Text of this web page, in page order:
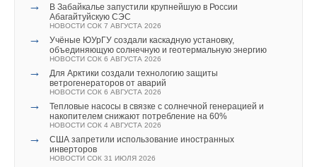
→
В Забайкалье запустили крупнейшую в России
Абагайтуйскую СЭС
НОВОСТИ СОК 7 АВГУСТА 2026
→
Учёные ЮУрГУ создали каскадную установку,
объединяющую солнечную и геотермальную энергию
НОВОСТИ СОК 6 АВГУСТА 2026
→
Для Арктики создали технологию защиты
ветрогенераторов от аварий
НОВОСТИ СОК 6 АВГУСТА 2026
→
Тепловые насосы в связке с солнечной генерацией и
накопителем снижают потребление на 60%
НОВОСТИ СОК 4 АВГУСТА 2026
→
США запретили использование иностранных
инверторов
НОВОСТИ СОК 31 ИЮЛЯ 2026
Комментарии
В этой теме еще нет комментариев